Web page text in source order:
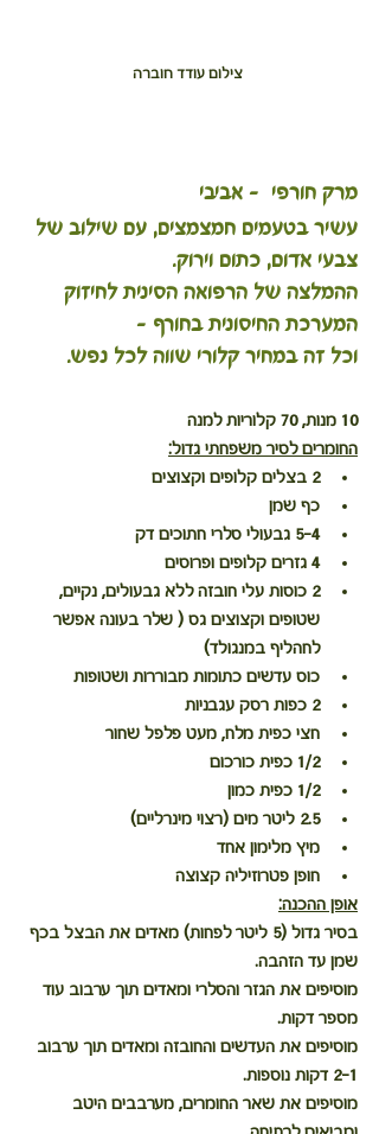
מרק חורפי  - אביבי
עשיר בטעמים חמצמצים, עם שילוב של
צבעי אדום, כתום וירוק.
ההמלצה של הרפואה הסינית לחיזוק
המערכת החיסונית בחורף -
וכל זה במחיר קלורי שווה לכל נפש.
10 מנות, 70 קלוריות למנה
החומרים לסיר משפחתי גדול:
2 בצלים קלופים וקצוצים
כף שמן
4–5 גבעולי סלרי חתוכים דק
4 גזרים קלופים ופרוסים
2 כוסות עלי חובזה ללא גבעולים, נקיים,
שטופים וקצוצים גס ( שלר בעונה אפשר
לחהליף במנגולד)
כוס עדשים כתומות מבוררות ושטופות
2 כפות רסק עגבניות
חצי כפית מלח, מעט פלפל שחור
1/2 כפית כורכום
1/2 כפית כמון
2.5 ליטר מים (רצוי מינרליים)
מיץ מלימון אחד
חופן פטרוזיליה קצוצה
אופן ההכנה:
בסיר גדול (5 ליטר לפחות) מאדים את הבצל בכף
שמן עד הזהבה.
מוסיפים את הגזר והסלרי ומאדים תוך ערבוב עוד
מספר דקות.
מוסיפים את העדשים והחובזה ומאדים תוך ערבוב
2-1 דקות נוספות.
מוסיפים את שאר החומרים, מערבבים היטב